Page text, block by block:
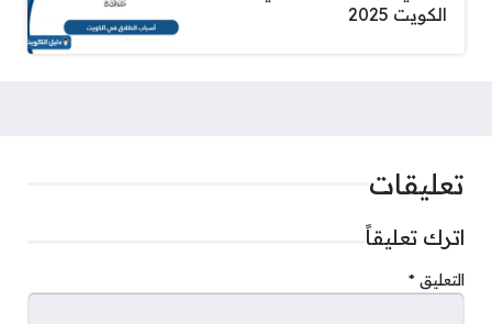
الكويت 2025
تعليقات
اترك تعليقاً
التعليق *